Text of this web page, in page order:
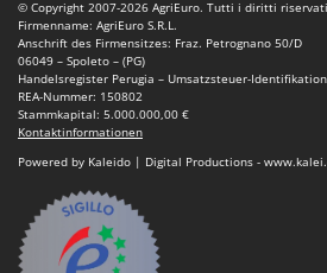
O
Officine Savioli
Oliviero
Olix
OMA
Ompagrill
Ooni
© Copyright 2007-2026 AgriEuro. Tutti i diritti riservati
Firmenname: AgriEuro S.R.L.
Anschrift des Firmensitzes: Fraz. Petrognano 50/D
06049 – Spoleto – (PG)
Handelsregister Perugia – Umsatzsteuer-
REA-Nummer: 150802
Stammkapital: 5.000.000,00 €
Kontaktinformationen
Powered by Kaleido | Digital Productions -